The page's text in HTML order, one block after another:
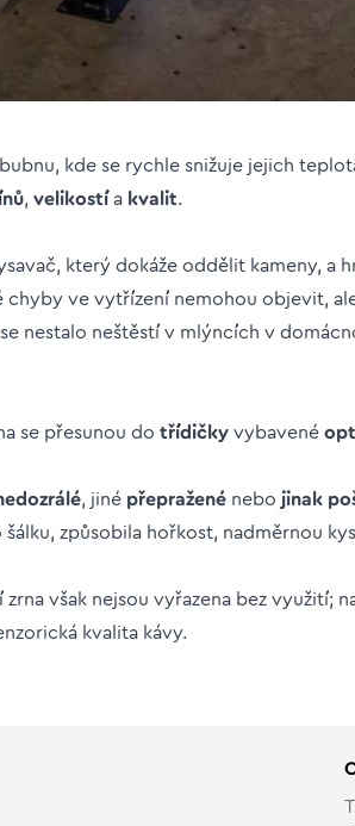
kde se rychle snižuje jejich
, velikostía kvalit.
který dokáže oddělit kameny, a
ve vytřízení nemohou objevit,
nestalo neštěstí v mlýncích v
se přesunou do třídičky vybavené
, jiné přepražené nebo jinak
způsobila hořkost, nadměrnou
zrna však nejsou vyřazena bez využití;
kvalita kávy.